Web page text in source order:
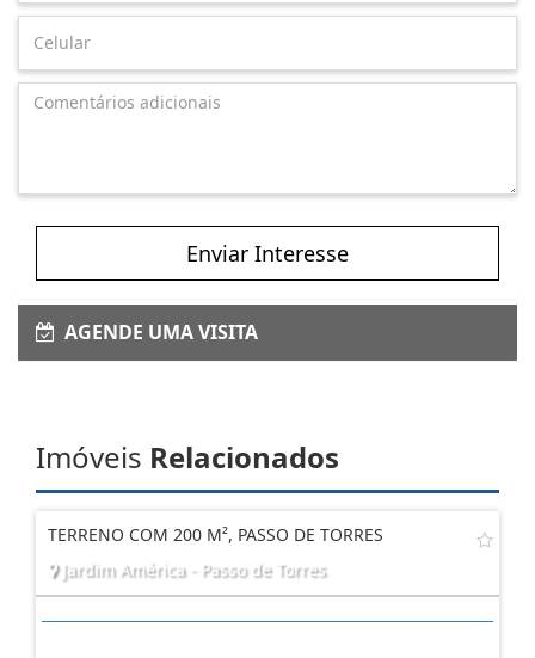
Enviar Interesse
AGENDE UMA VISITA
Imóveis Relacionados
TERRENO COM 200 M², PASSO DE TORRES
Jardim América - Passo de Torres